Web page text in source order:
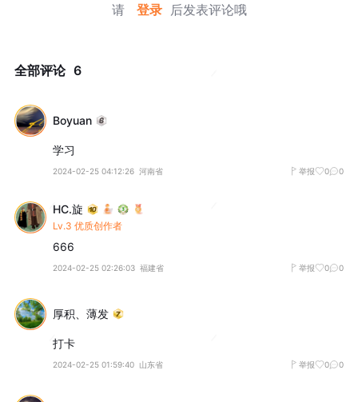
请 登录 后发表评论哦
全部评论 6
Boyuan
学习
2024-02-25 04:12:26 河南省 举报 0 0
HC.旋
Lv.3 优质创作者
666
2024-02-25 02:26:03 福建省 举报 0 0
厚积、薄发
打卡
2024-02-25 01:59:40 山东省 举报 0 0